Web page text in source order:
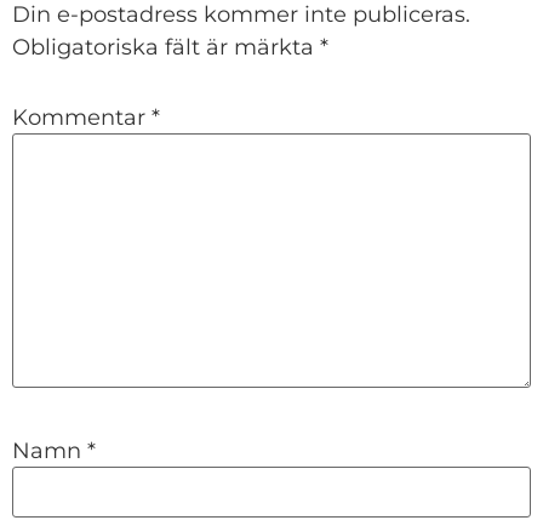
Din e-postadress kommer inte publiceras.
Obligatoriska fält är märkta *
Kommentar *
Namn *